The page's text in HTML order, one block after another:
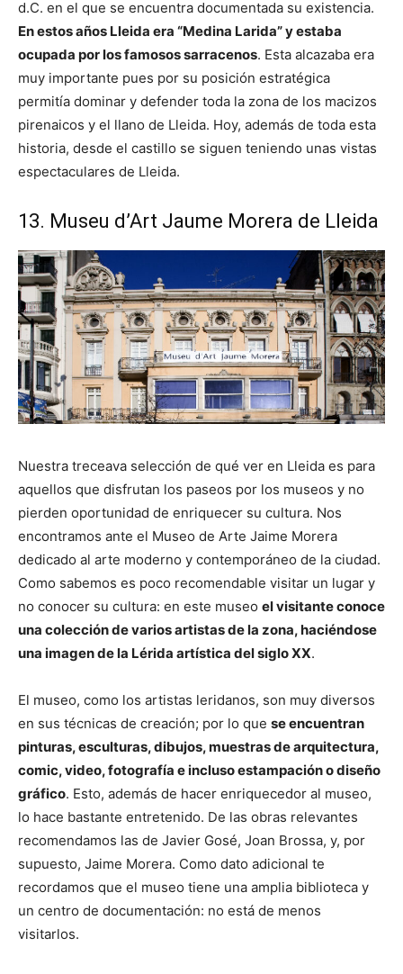
d.C. en el que se encuentra documentada su existencia.
En estos años Lleida era “Medina Larida” y estaba
ocupada por los famosos sarracenos. Esta alcazaba era
muy importante pues por su posición estratégica
permitía dominar y defender toda la zona de los macizos
pirenaicos y el llano de Lleida. Hoy, además de toda esta
historia, desde el castillo se siguen teniendo unas vistas
espectaculares de Lleida.
13. Museu d’Art Jaume Morera de Lleida
Nuestra treceava selección de qué ver en Lleida es para
aquellos que disfrutan los paseos por los museos y no
pierden oportunidad de enriquecer su cultura. Nos
encontramos ante el Museo de Arte Jaime Morera
dedicado al arte moderno y contemporáneo de la ciudad.
Como sabemos es poco recomendable visitar un lugar y
no conocer su cultura: en este museo el visitante conoce
una colección de varios artistas de la zona, haciéndose
una imagen de la Lérida artística del siglo XX.
El museo, como los artistas leridanos, son muy diversos
en sus técnicas de creación; por lo que se encuentran
pinturas, esculturas, dibujos, muestras de arquitectura,
comic, video, fotografía e incluso estampación o diseño
gráfico. Esto, además de hacer enriquecedor al museo,
lo hace bastante entretenido. De las obras relevantes
recomendamos las de Javier Gosé, Joan Brossa, y, por
supuesto, Jaime Morera. Como dato adicional te
recordamos que el museo tiene una amplia biblioteca y
un centro de documentación: no está de menos
visitarlos.